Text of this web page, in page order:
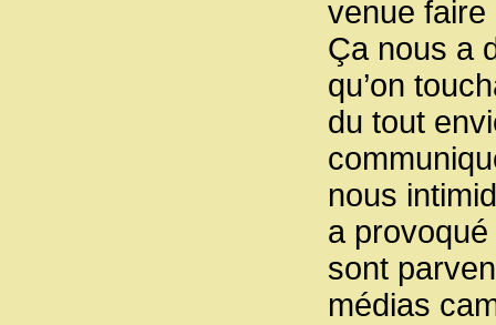
venue
Ça nous a
qu’on
du tout
nous
a
sont
médias